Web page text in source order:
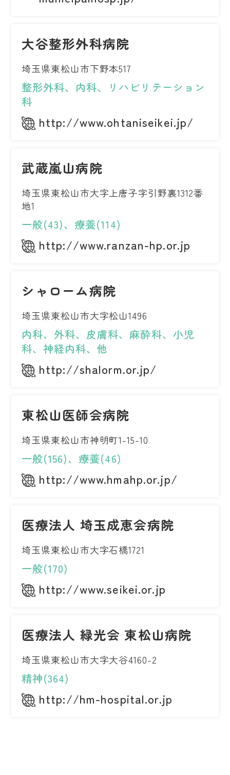
大谷整形外科病院
埼玉県東松山市下野本517
整形外科、内科、リハビリテーション
科
http://www.ohtaniseikei.jp/
武蔵嵐山病院
埼玉県東松山市大字上唐子字引野裏1312番
地1
一般(43)、療養(114)
http://www.ranzan-hp.or.jp
シャローム病院
埼玉県東松山市大字松山1496
内科、外科、皮膚科、麻酔科、小児
科、神経内科、他
http://shalorm.or.jp/
東松山医師会病院
埼玉県東松山市神明町1-15-10
一般(156)、療養(46)
http://www.hmahp.or.jp/
医療法人 埼玉成恵会病院
埼玉県東松山市大字石橋1721
一般(170)
http://www.seikei.or.jp
医療法人 緑光会 東松山病院
埼玉県東松山市大字大谷4160-2
精神(364)
http://hm-hospital.or.jp